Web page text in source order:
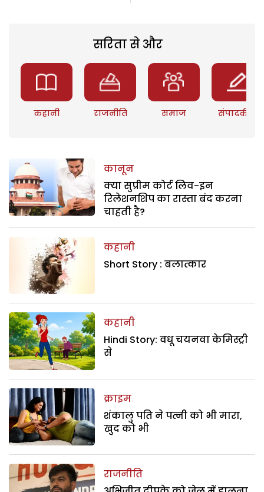
सरिता से और
कहानी राजनीति समाज संपादकीय
कानून
क्या सुप्रीम कोर्ट लिव-इन
रिलेशनशिप का रास्ता बंद करना
चाहती है?
कहानी
Short Story : बलात्कार
कहानी
Hindi Story: वधू चयनवा केमिस्ट्री
से
क्राइम
शंकालु पति ने पत्नी को भी मारा,
खुद को भी
राजनीति